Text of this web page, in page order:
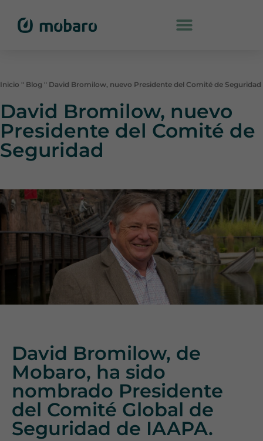
Inicio " Blog " David Bromilow, nuevo Presidente del Comité de Seguridad
David Bromilow, nuevo
Presidente del Comité de
Seguridad
David Bromilow, de
Mobaro, ha sido
nombrado Presidente
del Comité Global de
Seguridad de IAAPA.